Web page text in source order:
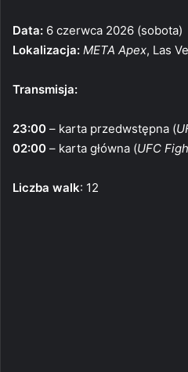
Data: 6 czerwca 2026 (sobota)
Lokalizacja: META Apex, Las
Transmisja:
23:00 – karta przedwstępna (
02:00 – karta główna (UFC
Liczba walk: 12